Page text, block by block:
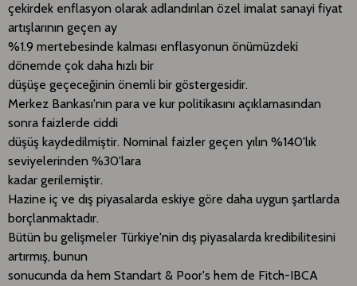
çekirdek enflasyon olarak adlandırılan özel imalat sanayi fiyat
artışlarının geçen ay
%1.9 mertebesinde kalması enflasyonun önümüzdeki
dönemde çok daha hızlı bir
düşüşe geçeceğinin önemli bir göstergesidir.
Merkez Bankası'nın para ve kur politikasını açıklamasından
sonra faizlerde ciddi
düşüş kaydedilmiştir. Nominal faizler geçen yılın %140'lık
seviyelerinden %30'lara
kadar gerilemiştir.
Hazine iç ve dış piyasalarda eskiye göre daha uygun şartlarda
borçlanmaktadır.
Bütün bu gelişmeler Türkiye'nin dış piyasalarda kredibilitesini
artırmış, bunun
sonucunda da hem Standart & Poor's hem de Fitch-IBCA